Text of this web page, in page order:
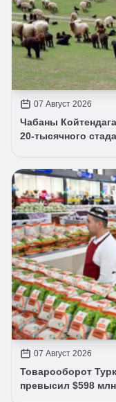
07 Август 2026
Чабаны
20-тысячного стада
07 Август 2026
Товарооборот
превысил $598